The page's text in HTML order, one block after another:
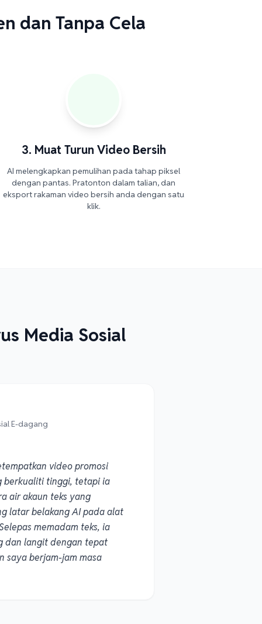
dan Tanpa Cela
3. Muat Turun Video Bersih
AI melengkapkan pemulihan pada tahap piksel
dengan pantas. Pratonton dalam talian, dan
eksport rakaman video bersih anda dengan satu
klik.
Media Sosial
E-dagang
video promosi
berkualiti tinggi, tetapi ia
air akaun teks yang
latar belakang AI pada alat
memadam teks, ia
dan langit dengan tepat
saya berjam-jam masa